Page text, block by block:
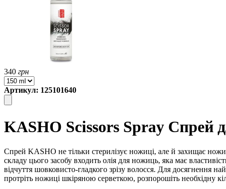
340 грн
Артикул: 125101640
KASHO Scissors Spray Спрей
Спрей KASHO не тільки стерилізує ножиці, але й захищає
складу цього засобу входить олія для ножиць, яка має
відчуття шовковисто-гладкого зрізу волосся. Для досягнення
протріть ножиці шкіряною серветкою, розпорошіть необхідну